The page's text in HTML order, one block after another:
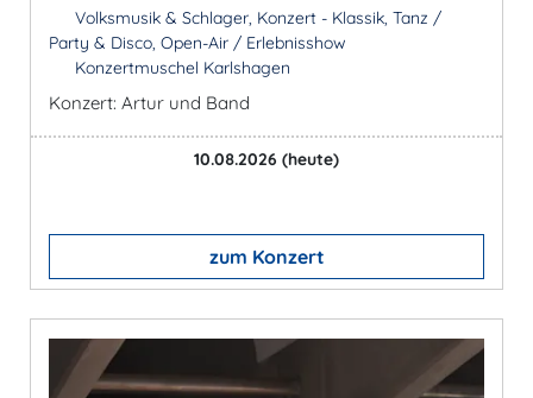
Volksmusik & Schlager, Konzert - Klassik, Tanz /
Party & Disco, Open-Air / Erlebnisshow
Konzertmuschel Karlshagen
Konzert: Artur und Band
10.08.2026 (heute)
zum Konzert